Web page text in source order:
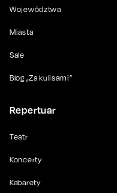
Województwa
Miasta
Sale
Blog „Za kulisami”
Repertuar
Teatr
Koncerty
Kabarety